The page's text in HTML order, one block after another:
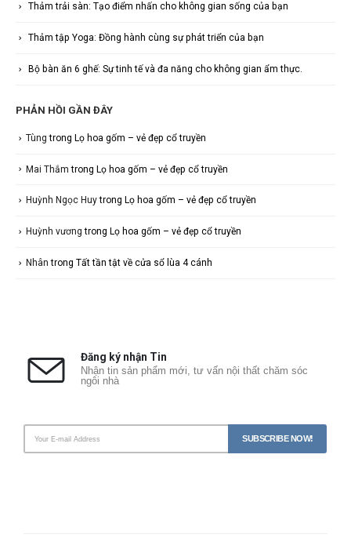
Thảm trải sàn: Tạo điểm nhấn cho không gian sống của bạn
Thảm tập Yoga: Đồng hành cùng sự phát triển của bạn
Bộ bàn ăn 6 ghế: Sự tinh tế và đa năng cho không gian ẩm thực.
PHẢN HỒI GẦN ĐÂY
Tùng trong Lọ hoa gốm – vẻ đẹp cổ truyền
Mai Thắm trong Lọ hoa gốm – vẻ đẹp cổ truyền
Huỳnh Ngọc Huytrong Lọ hoa gốm – vẻ đẹp cổ truyền
Huỳnh vương trong Lọ hoa gốm – vẻ đẹp cổ truyền
Nhân trong Tất tần tật về cửa sổ lùa 4 cánh
Đăng ký nhận Tin
Nhận tin sản phẩm mới, tư vấn nội thất chăm sóc
ngôi nhà